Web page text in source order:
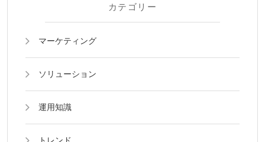
カテゴリー
マーケティング
ソリューション
運用知識